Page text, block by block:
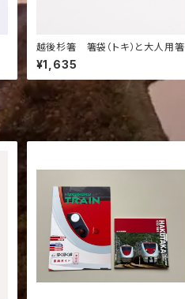
越後杉箸 箸袋（トキ）と大人用箸
¥1,635